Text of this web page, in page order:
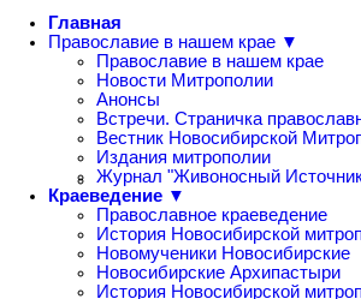
Главная
Православие в нашем крае ▼
Православие в нашем крае
Новости Митрополии
Анонсы
Встречи. Страничка
Вестник Новосибирской
Издания митрополии
Журнал "Живоносный
Краеведение ▼
Православное краеведение
История Новосибирской
Новомученики Новосибирские
Новосибирские Архипастыри
История Новосибирской